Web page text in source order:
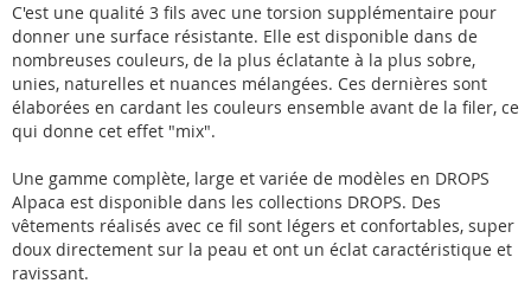
C'est une qualité 3 fils avec une torsion supplémentaire pour
donner une surface résistante. Elle est disponible dans de
nombreuses couleurs, de la plus éclatante à la plus sobre,
unies, naturelles et nuances mélangées. Ces dernières sont
élaborées en cardant les couleurs ensemble avant de la filer, ce
qui donne cet effet "mix".
Une gamme complète, large et variée de modèles en DROPS
Alpaca est disponible dans les collections DROPS. Des
vêtements réalisés avec ce fil sont légers et confortables, super
doux directement sur la peau et ont un éclat caractéristique et
ravissant.